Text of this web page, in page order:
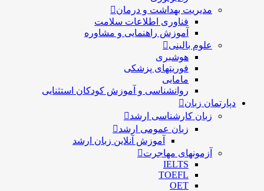
مدیریت بهداشت و درمان
فناوری اطلاعات سلامت
آموزش راهنمایی و مشاوره
علوم بالینی
هوشبری
فوریتهای پزشکی
مامایی
روانشناسی و آموزش کودکان استثنایی
دپارتمان زبان
زبان کارشناسی ارشد
زبان عمومی ارشد
آموزش آنلاین زبان ارشد
آزمونهای مهاجرت
IELTS
TOEFL
OET